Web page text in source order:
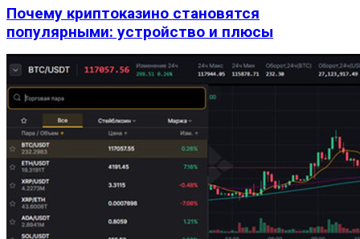
Почему криптоказино становятся
популярными: устройство и плюсы